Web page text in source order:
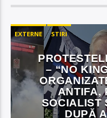
EXTERNE STIRI
– “NO
ANTIFA,
SOCIALIST
DUPĂ